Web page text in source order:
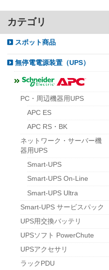
カテゴリ
スポット商品
無停電電源装置（UPS）
PC・周辺機器用UPS
APC ES
APC RS・BK
ネットワーク・サーバー機
器用UPS
Smart-UPS
Smart-UPS On-Line
Smart-UPS Ultra
Smart-UPS サービスパック
UPS用交換バッテリ
UPSソフト PowerChute
UPSアクセサリ
ラックPDU